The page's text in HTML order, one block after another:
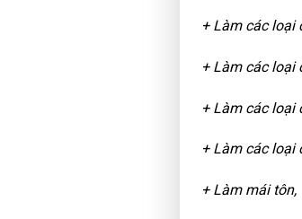
+ Làm các loại
+ Làm các loại
+ Làm các loại
+ Làm các loại
+ Làm mái